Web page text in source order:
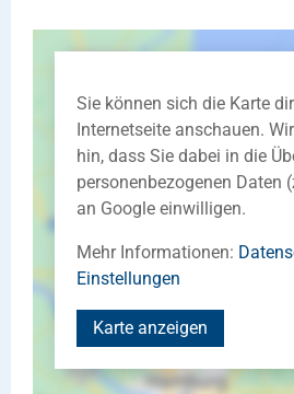
Sie können sich die Karte
Internetseite anschauen.
hin, dass Sie dabei in die
personenbezogenen Daten
an Google einwilligen.
Mehr Informationen:
Einstellungen
Karte anzeigen